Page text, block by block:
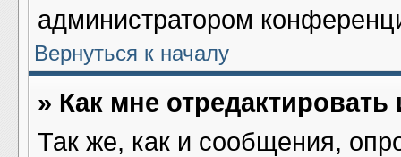
администратором
Вернуться к началу
» Как мне
Так же, как и сообщения,